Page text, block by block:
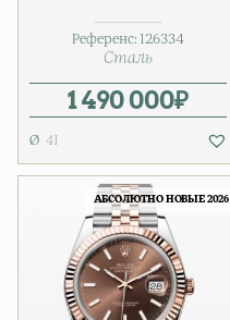
Референс: 126334
Сталь
1 490 000₽
41
АБСОЛЮТНО НОВЫЕ 2026